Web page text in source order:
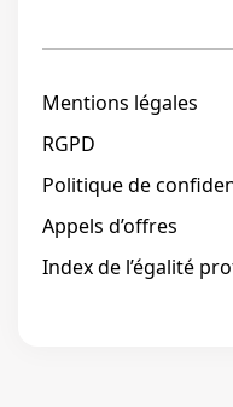
Mentions légales
RGPD
Politique de
Appels d’offres
Index de l’égalité